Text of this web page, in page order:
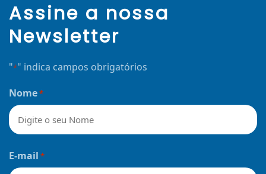
Assine a nossa
Newsletter
"*" indica campos obrigatórios
Nome*
E-mail *